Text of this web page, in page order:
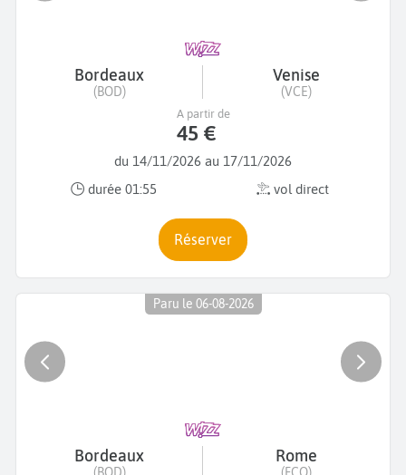
Bordeaux
(BOD)
Venise
(VCE)
du 14/11/2026 au 17/11/2026
durée 01:55
vol direct
A partir de
45 €
Réserver
Paru le 06-08-2026
Bordeaux
(BOD)
Rome
(FCO)